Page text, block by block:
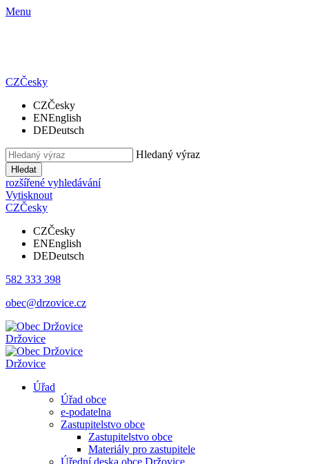
Menu
CZČesky
CZČesky
ENEnglish
DEDeutsch
Hledaný výraz
Hledat
rozšířené vyhledávání
Vytisknout
CZČesky
CZČesky
ENEnglish
DEDeutsch
582 333 398
obec@drzovice.cz
Držovice
Držovice
Úřad
Úřad obce
e-podatelna
Zastupitelstvo obce
Zastupitelstvo obce
Materiály pro zastupitele
Úřední deska obce Držovice